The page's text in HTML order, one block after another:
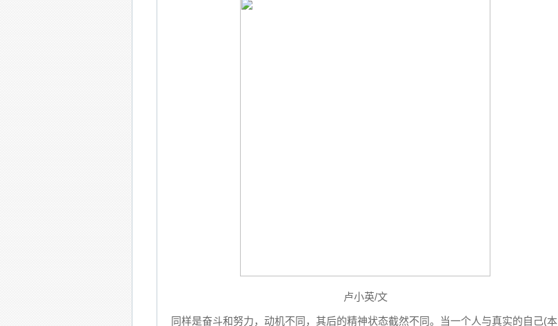
卢小英/文
同样是奋斗和努力，动机不同，其后的精神状态截然不同。当一个人与真实的自己(本